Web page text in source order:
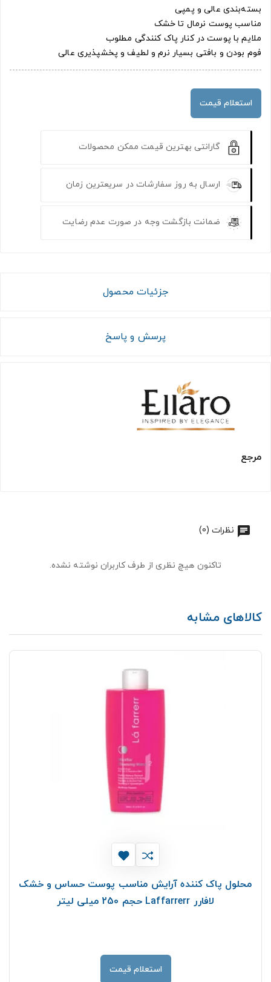
بسته‌بندی عالی و پمپی
مناسب پوست نرمال تا خشک
ملایم با پوست در کنار پاک کنندگی مطلوب
فوم بودن و بافتی بسیار نرم و لطیف و پخشپذیری عالی
استعلام قیمت
گارانتی بهترین قیمت ممکن محصولات
ارسال به روز سفارشات در سریعترین زمان
ضمانت بازگشت وجه در صورت عدم رضایت
جزئیات محصول
پرسش و پاسخ
مرجع
نظرات (0)
تاکنون هیچ نظری از طرف کاربران نوشته نشده.
کالاهای مشابه
محلول پاک کننده آرایش مناسب پوست حساس و خشک
لافارر Laffarrerr حجم 250 میلی لیتر
استعلام قیمت